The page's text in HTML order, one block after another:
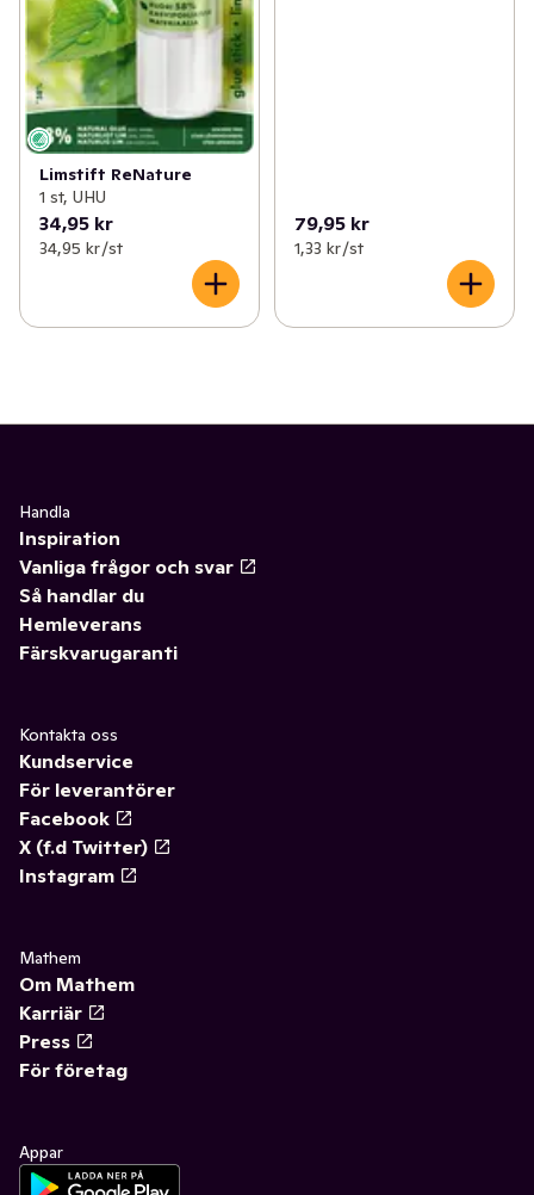
Limstift ReNature
1 st, UHU
34,95 kr
34,95 kr /st
79,95 kr
1,33 kr /st
Handla
Inspiration
Vanliga frågor och svar
Så handlar du
Hemleverans
Färskvarugaranti
Kontakta oss
Kundservice
För leverantörer
Facebook
X (f.d Twitter)
Instagram
Mathem
Om Mathem
Karriär
Press
För företag
Appar